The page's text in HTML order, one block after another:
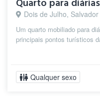
Quarto para diárias
Dois de Julho,
Um quarto mobiliado para
principais pontos turísticos
Qualquer sexo